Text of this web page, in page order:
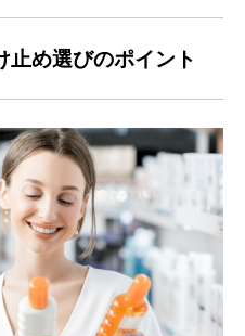
止め選びのポイント